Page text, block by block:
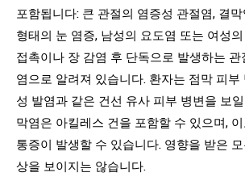
포함됩니다: 큰 관절의 염증성 관절염, 결
형태의 눈 염증, 남성의 요도염 또는 여성
접촉이나 장 감염 후 단독으로 발생하는
염으로 알려져 있습니다. 환자는 점막 피부
성 발염과 같은 건선 유사 피부 병변을 보
막염은 아킬레스 건을 포함할 수 있으며,
통증이 발생할 수 있습니다. 영향을 받은
상을 보이지는 않습니다.